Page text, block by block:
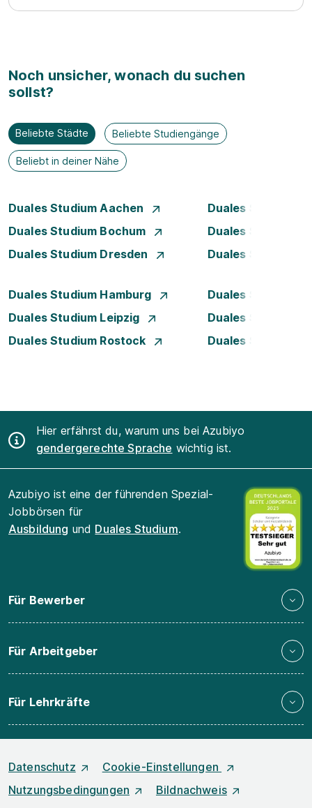
Noch unsicher, wonach du suchen
sollst?
Beliebte Städte Beliebte Studiengänge
Beliebt in deiner Nähe
Duales Studium Aachen
Duales Studium
Duales Studium Bochum
Duales Studium
Duales Studium Dresden
Duales Studium
Duales Studium Hamburg
Duales Studium
Duales Studium Leipzig
Duales Studium
Duales Studium Rostock
Duales Studium
Hier erfährst du, warum uns bei Azubiyo
gendergerechte Sprache wichtig ist.
Azubiyo ist eine der führenden Spezial-
Jobbörsen für
Ausbildung und Duales Studium.
Für Bewerber
Für Arbeitgeber
Für Lehrkräfte
Datenschutz
Cookie-Einstellungen
Nutzungsbedingungen
Bildnachweis